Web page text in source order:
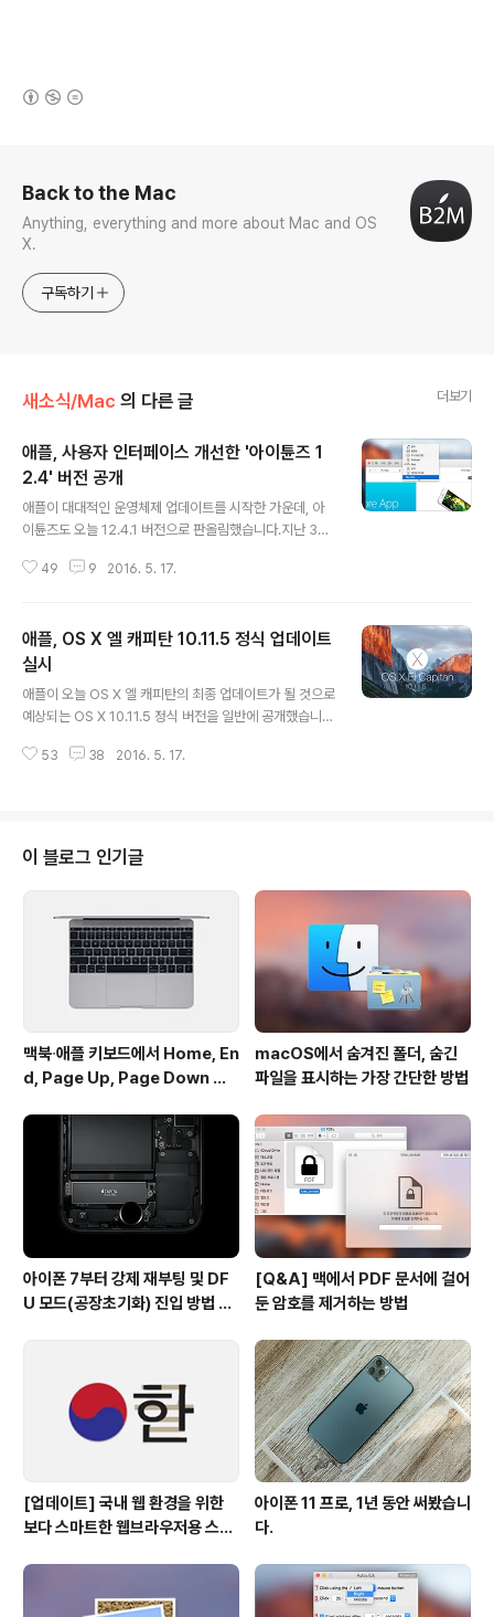
Back to the Mac
Anything, everything and more about Mac and OS
X.
구독하기
새소식/Mac 의 다른 글 더보기
애플, 사용자 인터페이스 개선한 '아이튠즈 1
2.4' 버전 공개
애플이 대대적인 운영체제 업데이트를 시작한 가운데, 아
이튠즈도 오늘 12.4.1 버전으로 판올림했습니다.지난 3월
데이트인데요. 버그 수정과 함께 원하는 콘텐츠를 쉽고 빠
더욱 심플한 디자인으로 음악, 동영상, TV 프로그램 및 Po
dcast 등을 즐길 수 있습니다. ∙ 탐색. 이제 뒤로 버튼과 앞
으로 버튼으로 보관함, Apple Music 및 iTunes Store
등을 손쉽게 탐색해 보세요. ∙ 미디어 선택기. 음악, 동영상,
니다. 원하는 항목만 선택하도록 편집할 수 ..
49 9 2016. 5. 17.
애플, OS X 엘 캐피탄 10.11.5 정식 업데이트
실시
애플이 오늘 OS X 엘 캐피탄의 최종 업데이트가 될 것으로
예상되는 OS X 10.11.5 정식 버전을 일반에 공개했습니
정하는 데 초점이 맞춰진 마이너 업데이트입니다. 릴리스
드 용량도 평소보다 적은 750MB가량입니다. 오는 6월 개
최 예정인 WWDC 2016에서 애플이 새로운 데스크탑 운
영체제를 발표할 것이라는 소식이 기정사실로 여겨지는 만
큼, 이제와서 새로운 기능을 추가하기보다는 운영체제의
크고 작은 버그를 수정하면서 엘 캐피탄을 최종적으로 가
다듬는 데 역점을 둔 것으로 보입니..
53 38 2016. 5. 17.
이 블로그 인기글
맥북∙애플 키보드에서 Home, En
d, Page Up, Page Down 키
macOS에서 숨겨진 폴더, 숨긴
파일을 표시하는 가장 간단한 방법
아이폰 7부터 강제 재부팅 및 DF
U 모드(공장초기화) 진입 방법 변
[Q&A] 맥에서 PDF 문서에 걸어
둔 암호를 제거하는 방법
[업데이트] 국내 웹 환경을 위한
보다 스마트한 웹브라우저용 스타
아이폰 11 프로, 1년 동안 써봤습니
다.